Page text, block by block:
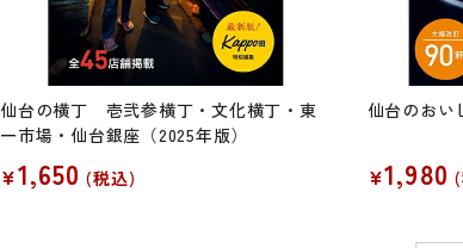
仙台の横丁 壱弐参横丁・文化横丁・東
一市場・仙台銀座（2025年版）
¥1,650 税込
仙台のおい
¥1,980